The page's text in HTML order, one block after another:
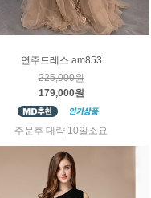
연주드레스 am853
225,000원
179,000원
주문후 대략 10일소요